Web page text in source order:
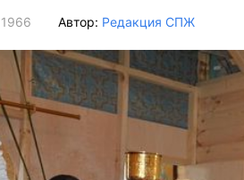
1966 Автор: Редакция СПЖ